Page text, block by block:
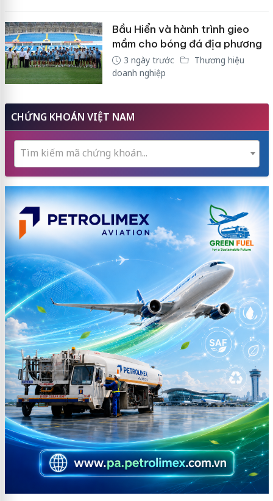
Bầu Hiển và hành trình gieo
mầm cho bóng đá địa phương
3 ngày trước
Thương hiệu
doanh nghiệp
CHỨNG KHOÁN VIỆT NAM
Tìm kiếm mã chứng khoán...